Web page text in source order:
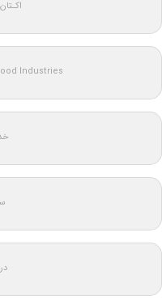
Industries